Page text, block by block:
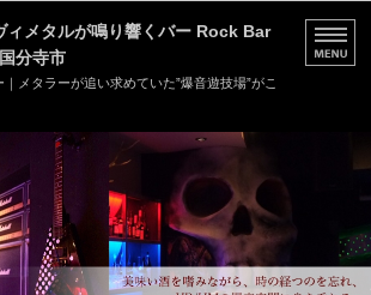
ィメタルが鳴り響くバー Rock Bar
分寺市
メタラーが追い求めていた”爆音遊技場”がこ